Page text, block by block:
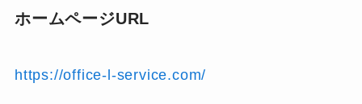
ホームページURL
https://office-l-service.com/